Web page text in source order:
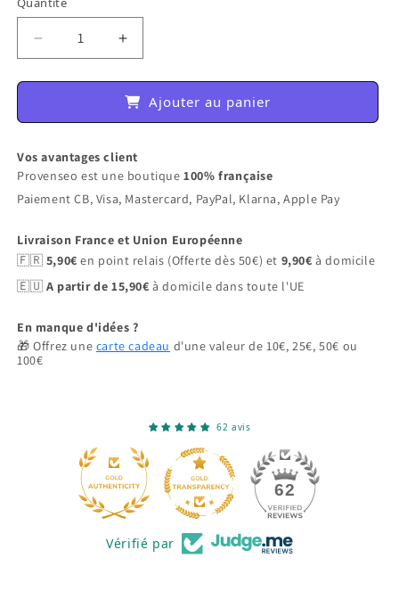
Réduire la quantité de Masque purifiant à
Augmenter la quantité de Masque
Ajouter au panier
Vos avantages client
Provenseo est une boutique100% française
Paiement CB, Visa, Mastercard, PayPal, Klarna, Apple Pay
Livraison France et Union Européenne
🇫🇷 5,90€ en point relais (Offerte dès 50€) et 9,90€ à domicile
🇪🇺 A partir de 15,90€ à domicile dans toute l'UE
En manque d'idées ?
🎁 Offrez une carte cadeau d'une valeur de 10€, 25€, 50€ ou
100€
62 avis
62
Vérifié par